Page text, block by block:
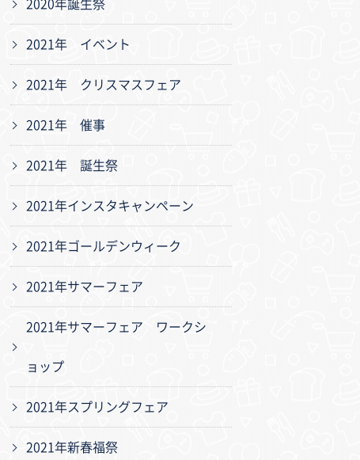
2020年誕生祭
2021年 イベント
2021年 クリスマスフェア
2021年 催事
2021年 誕生祭
2021年インスタキャンペーン
2021年ゴールデンウィーク
2021年サマーフェア
2021年サマーフェア ワークシ
ョップ
2021年スプリングフェア
2021年新春福祭